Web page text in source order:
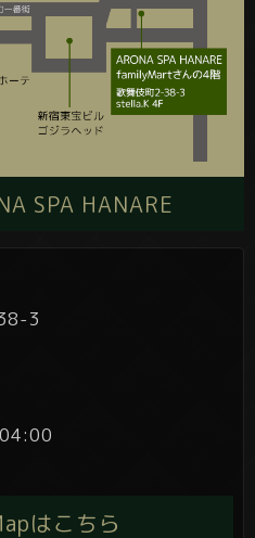
SPA HANARE
3
はこちら